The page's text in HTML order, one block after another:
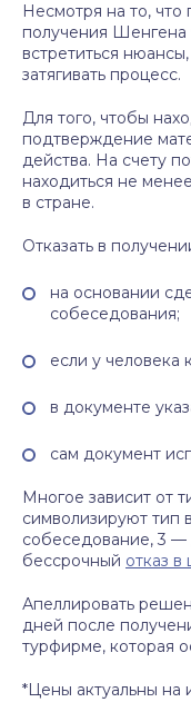
Несмотря на то, что
получения Шенгена
встретиться
затягивать процесс.
Для того, чтобы
подтверждение
действа. На счету
находиться не
в стране.
Отказать в
на основании
собеседования;
если у человека
в документе
сам документ
Многое зависит от
символизируют тип
собеседование, 3
бессрочный отказ
Апеллировать
дней после
турфирме, которая
*Цены актуальны на